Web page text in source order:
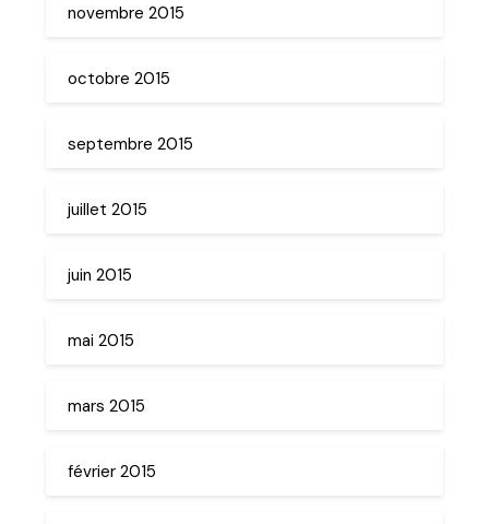
novembre 2015
octobre 2015
septembre 2015
juillet 2015
juin 2015
mai 2015
mars 2015
février 2015